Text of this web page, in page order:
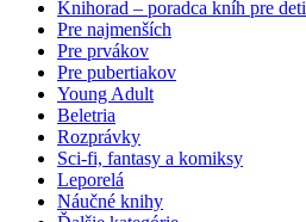
Knihorad – poradca kníh pre deti
Pre najmenších
Pre prvákov
Pre pubertiakov
Young Adult
Beletria
Rozprávky
Sci-fi, fantasy a komiksy
Leporelá
Náučné knihy